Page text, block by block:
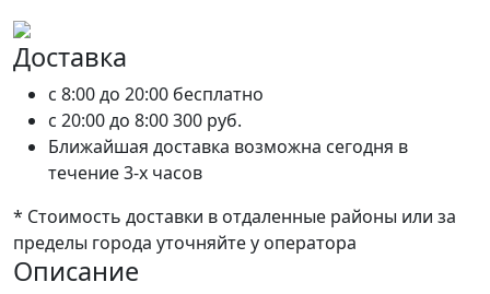
Доставка
c 8:00 до 20:00 бесплатно
c 20:00 до 8:00300 руб.
Ближайшая доставка возможна сегодня в
течение 3-х часов
* Стоимость доставки в отдаленные районы или за
пределы города уточняйте у оператора
Описание